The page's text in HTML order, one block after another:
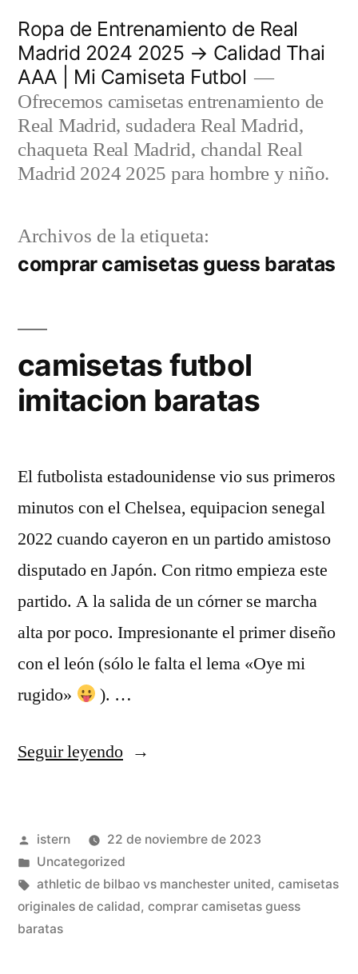
contenido
Ropa de Entrenamiento de Real
Madrid 2024 2025 → Calidad Thai
AAA | Mi Camiseta Futbol
Ofrecemos camisetas entrenamiento de
Real Madrid, sudadera Real Madrid,
chaqueta Real Madrid, chandal Real
Madrid 2024 2025 para hombre y niño.
Archivos de la etiqueta:
comprar camisetas guess baratas
camisetas futbol
imitacion baratas
El futbolista estadounidense vio sus primeros
minutos con el Chelsea, equipacion senegal
2022 cuando cayeron en un partido amistoso
disputado en Japón. Con ritmo empieza este
partido. A la salida de un córner se marcha
alta por poco. Impresionante el primer diseño
con el león (sólo le falta el lema «Oye mi
rugido»
). …
Seguir leyendo«camisetas
baratas»
Publicado
por
istern
22 de noviembre de 2023
Publicado
en
Uncategorized
Etiquetas:
athletic de bilbao vs manchester united, camisetas
originales de calidad, comprar camisetas guess
baratas